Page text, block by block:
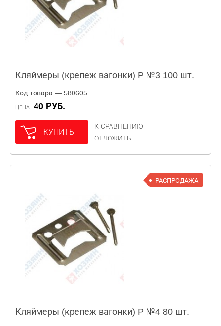
Кляймеры (крепеж вагонки) P №3 100 шт.
Код товара — 580605
ЦЕНА 40 РУБ.
КУПИТЬ
К СРАВНЕНИЮ
ОТЛОЖИТЬ
РАСПРОДАЖА
Кляймеры (крепеж вагонки) P №4 80 шт.